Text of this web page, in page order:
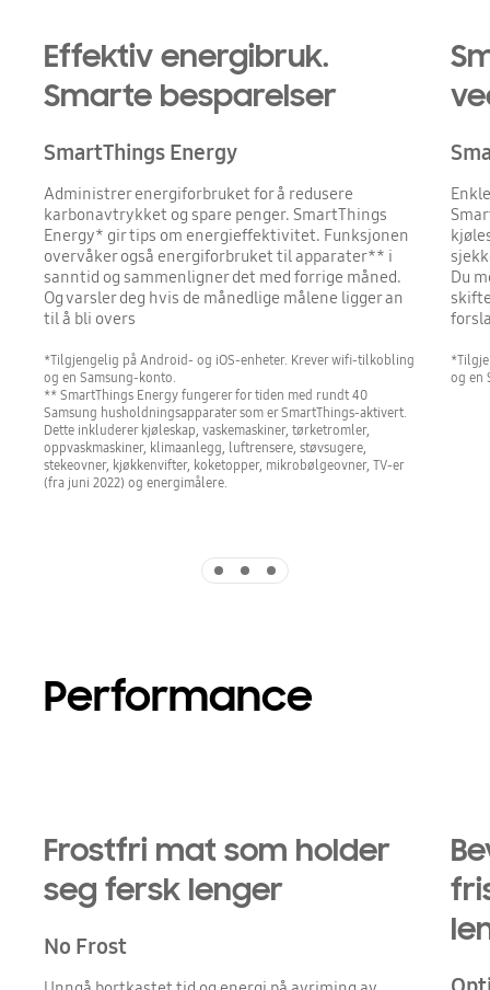
Effektiv energibruk.
Smarte besparelser
SmartThings Energy
Administrer energiforbruket for å redusere
karbonavtrykket og spare penger. SmartThings
Energy* gir tips om energieffektivitet. Funksjonen
overvåker også energiforbruket til apparater** i
sanntid og sammenligner det med forrige måned.
Og varsler deg hvis de månedlige målene ligger an
til å bli overs
*Tilgjengelig på Android- og iOS-enheter. Krever wifi-tilkobling
og en Samsung-konto.
** SmartThings Energy fungerer for tiden med rundt 40
Samsung husholdningsapparater som er SmartThings-aktivert.
Dette inkluderer kjøleskap, vaskemaskiner, tørketromler,
oppvaskmaskiner, klimaanlegg, luftrensere, støvsugere,
stekeovner, kjøkkenvifter, koketopper, mikrobølgeovner, TV-er
(fra juni 2022) og energimålere.
Du
og en
Performance
Frostfri mat som holder
seg fersk lenger
No Frost